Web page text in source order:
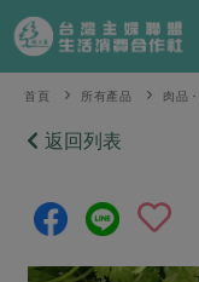
產品分類
當季蔬果
芽苗類
辛香料類
食譜料理
食材
特別企畫
預購活動
綠主張
首頁 所有產品 肉品
返回列表